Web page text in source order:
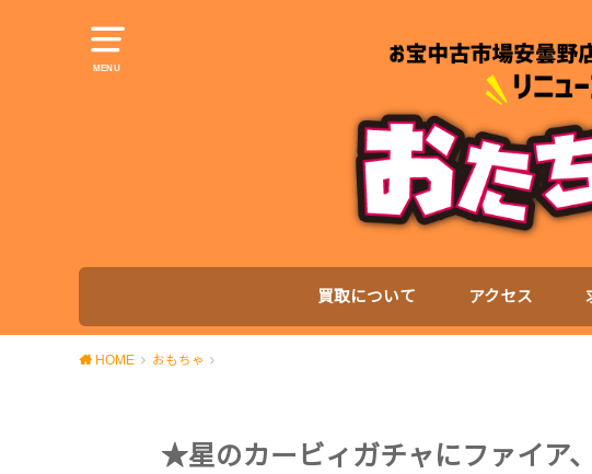
MENU
買取について アクセス
HOME おもちゃ
★星のカービィガチャにファイア